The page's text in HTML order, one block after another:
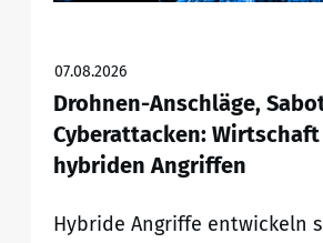
07.08.2026
Drohnen-Anschläge,
Cyberattacken:
hybriden Angriffen
Hybride Angriffe entwickeln